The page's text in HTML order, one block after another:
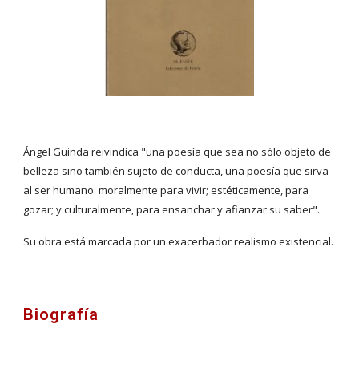
Ángel Guinda reivindica "una poesía que sea no sólo objeto de
belleza sino también sujeto de conducta, una poesía que sirva
al ser humano: moralmente para vivir; estéticamente, para
gozar; y culturalmente, para ensanchar y afianzar su saber".
Su obra está marcada por un exacerbador realismo existencial.
Biografía